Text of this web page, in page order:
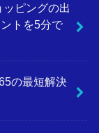
ッピングの出
トを5分で
の最短解決